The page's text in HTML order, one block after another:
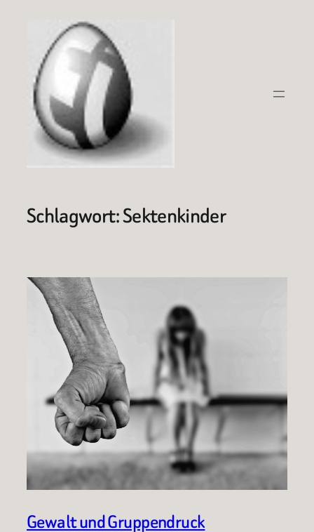
springen
Schlagwort:Sektenkinder
Gewalt und Gruppendruck